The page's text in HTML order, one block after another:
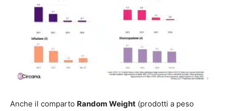
Anche il comparto Random Weight (prodotti a peso